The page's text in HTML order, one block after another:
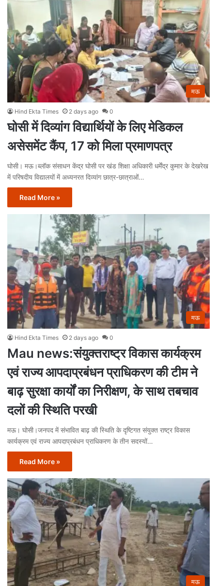
मऊ
Hind Ekta Times 2 days ago 0
घोसी में दिव्यांग विद्यार्थियों के लिए मेडिकल
असेसमेंट कैंप, 17 को मिला प्रमाणपत्र
घोसी। मऊ।ब्लॉक संसाधन केंद्र घोसी पर खंड शिक्षा अधिकारी धर्मेंद्र कुमार के देखरेख
में परिषदीय विद्यालयों में अध्यनरत दिव्यांग छात्र-छात्राओं…
Read More »
मऊ
Hind Ekta Times 2 days ago 0
Mau news:संयुक्तराष्ट्र विकास कार्यक्रम
एवं राज्य आपदाप्रबंधन प्राधिकरण की टीम ने
बाढ़ सुरक्षा कार्यों का निरीक्षण, के साथ तबचाव
दलों की स्थिति परखी
मऊ। घोसी।जनपद में संभावित बाढ़ की स्थिति के दृष्टिगत संयुक्त राष्ट्र विकास
कार्यक्रम एवं राज्य आपदाप्रबंधन प्राधिकरण के तीन सदस्यों…
Read More »
मऊ